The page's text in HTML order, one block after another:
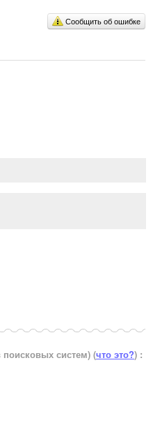
Сообщить об ошибке
поисковых систем) (что это?) :